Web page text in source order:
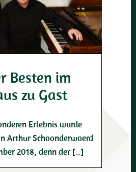
Besten im
zu Gast
Erlebnis wurde
Arthur Schoonderwoerd
2018, denn der […]